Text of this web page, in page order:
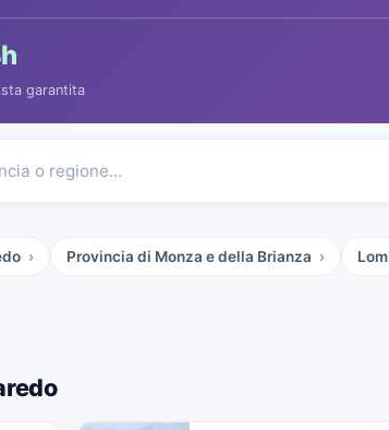
garantita
o regione…
Provincia di Monza e della Brianza